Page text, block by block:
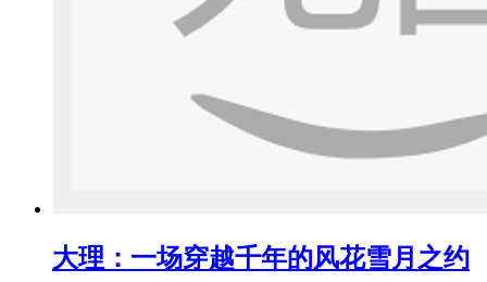
大理：一场穿越千年的风花雪月之约